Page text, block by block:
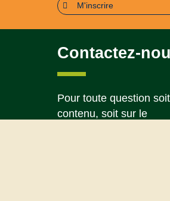
M'inscrire
Contactez-
Pour toute question
contenu, soit sur le